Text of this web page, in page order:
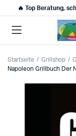
🔥 Top Beratung,
Startseite Grillshop
Napoleon Grillbuch Der